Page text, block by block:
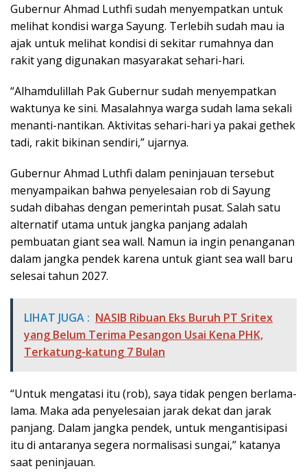
Gubernur Ahmad Luthfi sudah menyempatkan untuk
melihat kondisi warga Sayung. Terlebih sudah mau ia
ajak untuk melihat kondisi di sekitar rumahnya dan
rakit yang digunakan masyarakat sehari-hari.
“Alhamdulillah Pak Gubernur sudah menyempatkan
waktunya ke sini. Masalahnya warga sudah lama sekali
menanti-nantikan. Aktivitas sehari-hari ya pakai gethek
tadi, rakit bikinan sendiri,” ujarnya.
Gubernur Ahmad Luthfi dalam peninjauan tersebut
menyampaikan bahwa penyelesaian rob di Sayung
sudah dibahas dengan pemerintah pusat. Salah satu
alternatif utama untuk jangka panjang adalah
pembuatan giant sea wall. Namun ia ingin penanganan
dalam jangka pendek karena untuk giant sea wall baru
selesai tahun 2027.
LIHAT JUGA : NASIB Ribuan Eks Buruh PT Sritex
yang Belum Terima Pesangon Usai Kena PHK,
Terkatung-katung 7 Bulan
“Untuk mengatasi itu (rob), saya tidak pengen berlama-
lama. Maka ada penyelesaian jarak dekat dan jarak
panjang. Dalam jangka pendek, untuk mengantisipasi
itu di antaranya segera normalisasi sungai,” katanya
saat peninjauan.